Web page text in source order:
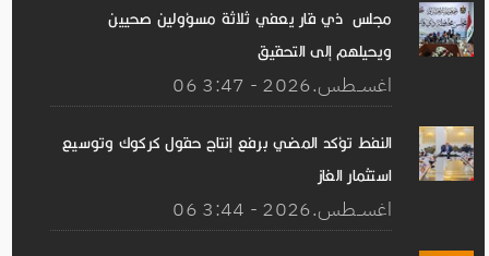
مجلس ذي قار يعفي ثلاثة مسؤولين صحيين
ويحيلهم إلى التحقيق
06 اغســطس.2026 - 3:47
النفط تؤكد المضي برفع إنتاج حقول كركوك وتوسيع
استثمار الغاز
06 اغســطس.2026 - 3:44